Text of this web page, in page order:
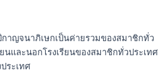
าญจนาภิเษกเป็นค่ายรวมของสมาชิกทั่ว
ยนและนอกโรงเรียนของสมาชิกทั่วประเทศ
ระเทศ